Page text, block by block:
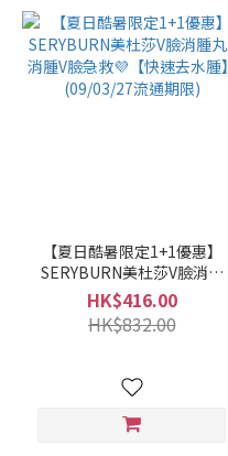
【夏日酷暑限定1+1優惠】
SERYBURN美杜莎V臉消腫
丸 | 消腫V臉急救💜【快速去
水腫】(09/03/27流通期限)
HK$416.00
HK$832.00